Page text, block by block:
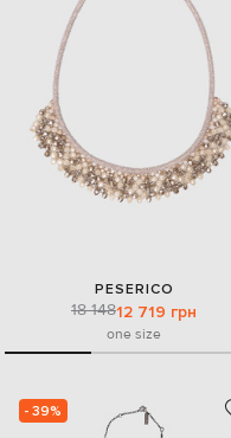
PESERICO
18 14812 719 грн
one size
- 39%